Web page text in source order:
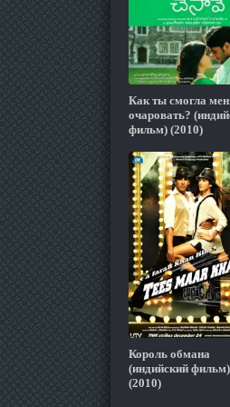
Как ты смогла
очаровать?
фильм) (2010)
Король обмана
(индийский фильм)
(2010)